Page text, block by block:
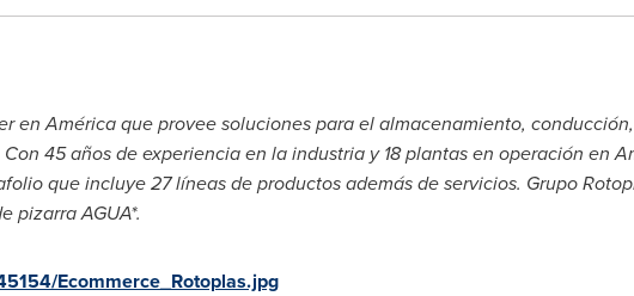
en América que provee soluciones para el almacenamiento, conducción,
45 años de experiencia en la industria y 18 plantas en operación en
que incluye 27 líneas de productos además de servicios. Grupo
pizarra AGUA*.
Ecommerce_Rotoplas.jpg